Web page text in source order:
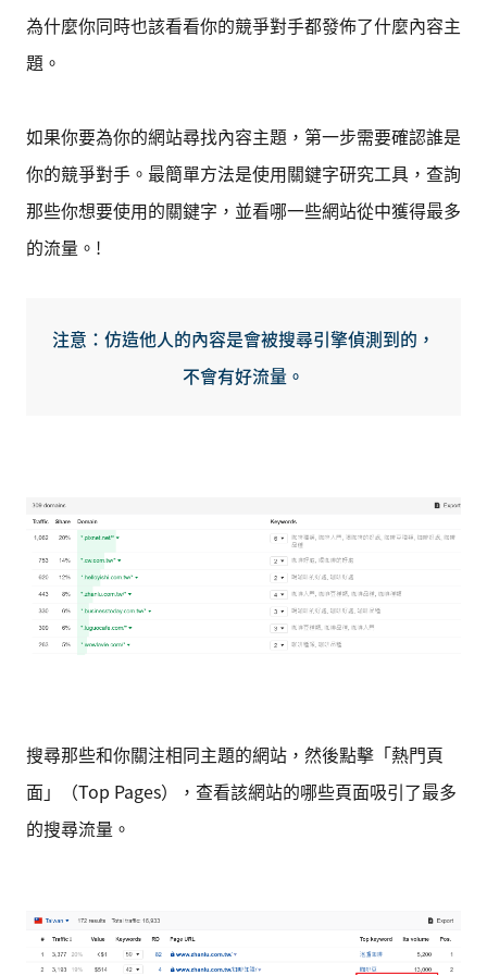
為什麼你同時也該看看你的競爭對手都發佈了什麼內容主
題。
如果你要為你的網站尋找內容主題，第一步需要確認誰是
你的競爭對手。最簡單方法是使用關鍵字研究工具，查詢
那些你想要使用的關鍵字，並看哪一些網站從中獲得最多
的流量。!
注意：仿造他人的內容是會被搜尋引擎偵測到的，
不會有好流量。
搜尋那些和你關注相同主題的網站，然後點擊「熱門頁
面」（Top Pages），查看該網站的哪些頁面吸引了最多
的搜尋流量。